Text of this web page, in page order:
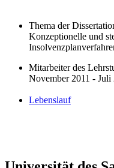
Thema der
Konzeptionelle und
Mitarbeiter des
November 2011 - Juli
Lebenslauf